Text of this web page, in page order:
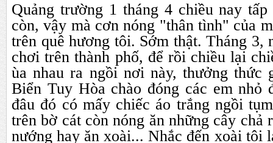
Quảng trường 1 tháng 4 chiều nay
còn, vậy mà cơn nóng "thân tình" của
trên quê hương tôi. Sớm thật. Tháng 3,
chơi trên thành phố, để rồi chiều lại
ùa nhau ra ngồi nơi này, thưởng thức
Biển Tuy Hòa chào đóng các em nhỏ
đâu đó có mấy chiếc áo trắng ngồi
trên bờ cát còn nóng ăn những cây chả
nướng hay ăn xoài... Nhắc đến xoài tôi